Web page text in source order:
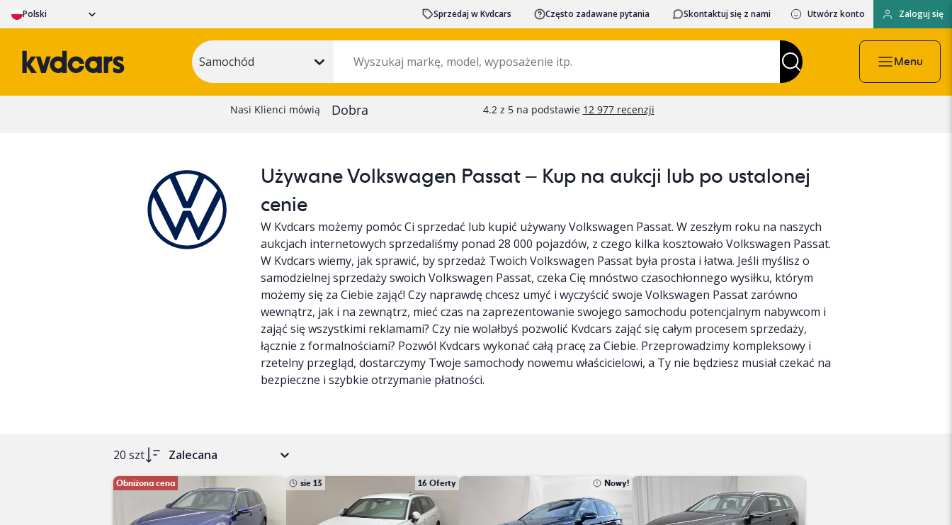
Polski Sprzedaj w Kvdcars Często zadawane pytania Skontaktuj się z nami Utwórz konto Zaloguj się
Samochód Menu
Używane Volkswagen Passat – Kup na aukcji lub po ustalonej
cenie
W Kvdcars możemy pomóc Ci sprzedać lub kupić używany Volkswagen Passat. W zeszłym roku na naszych
aukcjach internetowych sprzedaliśmy ponad 28 000 pojazdów, z czego kilka kosztowało Volkswagen Passat.
W Kvdcars wiemy, jak sprawić, by sprzedaż Twoich Volkswagen Passat była prosta i łatwa. Jeśli myślisz o
samodzielnej sprzedaży swoich Volkswagen Passat, czeka Cię mnóstwo czasochłonnego wysiłku, którym
możemy się za Ciebie zająć! Czy naprawdę chcesz umyć i wyczyścić swoje Volkswagen Passat zarówno
wewnątrz, jak i na zewnątrz, mieć czas na zaprezentowanie swojego samochodu potencjalnym nabywcom i
zająć się wszystkimi reklamami? Czy nie wolałbyś pozwolić Kvdcars zająć się całym procesem sprzedaży,
łącznie z formalnościami? Pozwól Kvdcars wykonać całą pracę za Ciebie. Przeprowadzimy kompleksowy i
rzetelny przegląd, dostarczymy Twoje samochody nowemu właścicielowi, a Ty nie będziesz musiał czekać na
bezpieczne i szybkie otrzymanie płatności.
20 szt Zalecana
Obniżona cena sie 13 16 Oferty Nowy!